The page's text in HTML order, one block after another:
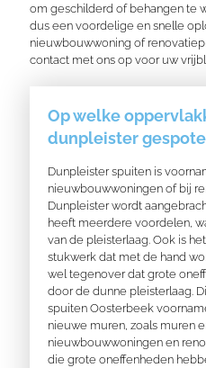
om geschilderd of behangen te
dus een voordelige en snelle
nieuwbouwwoning of
contact met ons op voor uw
Op welke
dunpleister
Dunpleister spuiten is
nieuwbouwwoningen of bij
Dunpleister wordt
heeft meerdere voordelen,
van de pleisterlaag. Ook is
stukwerk dat met de hand
wel tegenover dat grote
door de dunne pleisterlaag.
spuiten Oosterbeek
nieuwe muren, zoals muren
nieuwbouwwoningen en
die grote oneffenheden